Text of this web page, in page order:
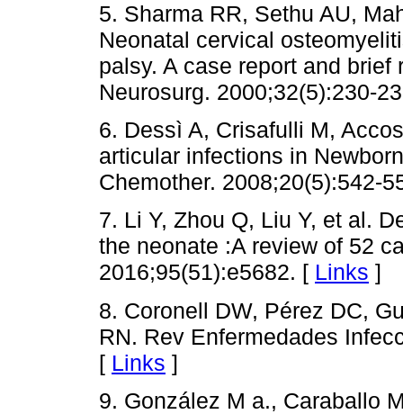
5. Sharma RR, Sethu AU,
Neonatal cervical
palsy. A case report and
Neurosurg. 2000;32(5):230-
6. Dessì A, Crisafulli M,
articular infections in
Chemother. 2008;20(5):542-
7. Li Y, Zhou Q, Liu Y, et al.
the neonate :A review of 52
2016;95(51):e5682. [ Links ]
8. Coronell DW, Pérez DC,
RN. Rev Enfermedades
[ Links ]
9. González M a., Caraballo